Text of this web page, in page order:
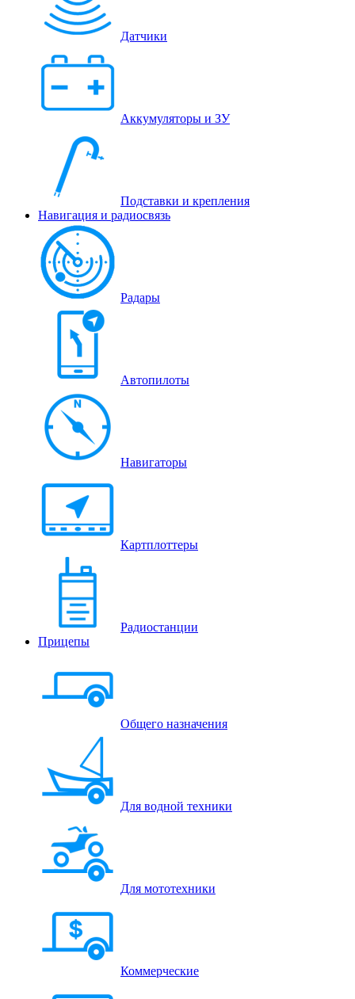
Датчики
Аккумуляторы и ЗУ
Подставки и крепления
Навигация и радиосвязь
Радары
Автопилоты
Навигаторы
Картплоттеры
Радиостанции
Прицепы
Общего назначения
Для водной техники
Для мототехники
Коммерческие